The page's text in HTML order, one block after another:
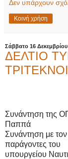
Δεν υπάρχουν
Κοινή χρήση
Σάββατο 16
ΔΕΛΤΙΟ
Συνάντηση της
Παππά
Συνάντηση με
παράγοντες του
υπουργείου